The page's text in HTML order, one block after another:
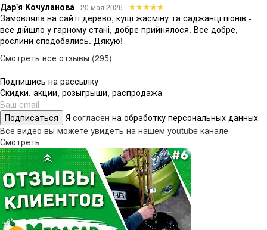
Дар'я Кочуланова 20 мая 2026
Замовляла на сайті дерево, кущі жасміну та саджанці піонів -
все дійшло у гарному стані, добре прийнялося. Все добре,
рослини сподобались. Дякую!
Смотреть все отзывы (295)
Подпишись на рассылку
Скидки, акции, розыгрыши, распродажа
Подписаться Я согласен на обработку персональных данных
Все видео вы можете увидеть на нашем youtube канале
Смотреть